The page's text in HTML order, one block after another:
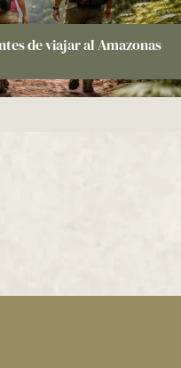
de viajar al Amazonas